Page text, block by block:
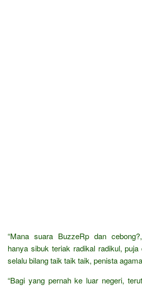
“Mana suara BuzzeRp dan
hanya sibuk teriak radikal radikul,
selalu bilang taik taik taik, penista
“Bagi yang pernah ke luar negeri,